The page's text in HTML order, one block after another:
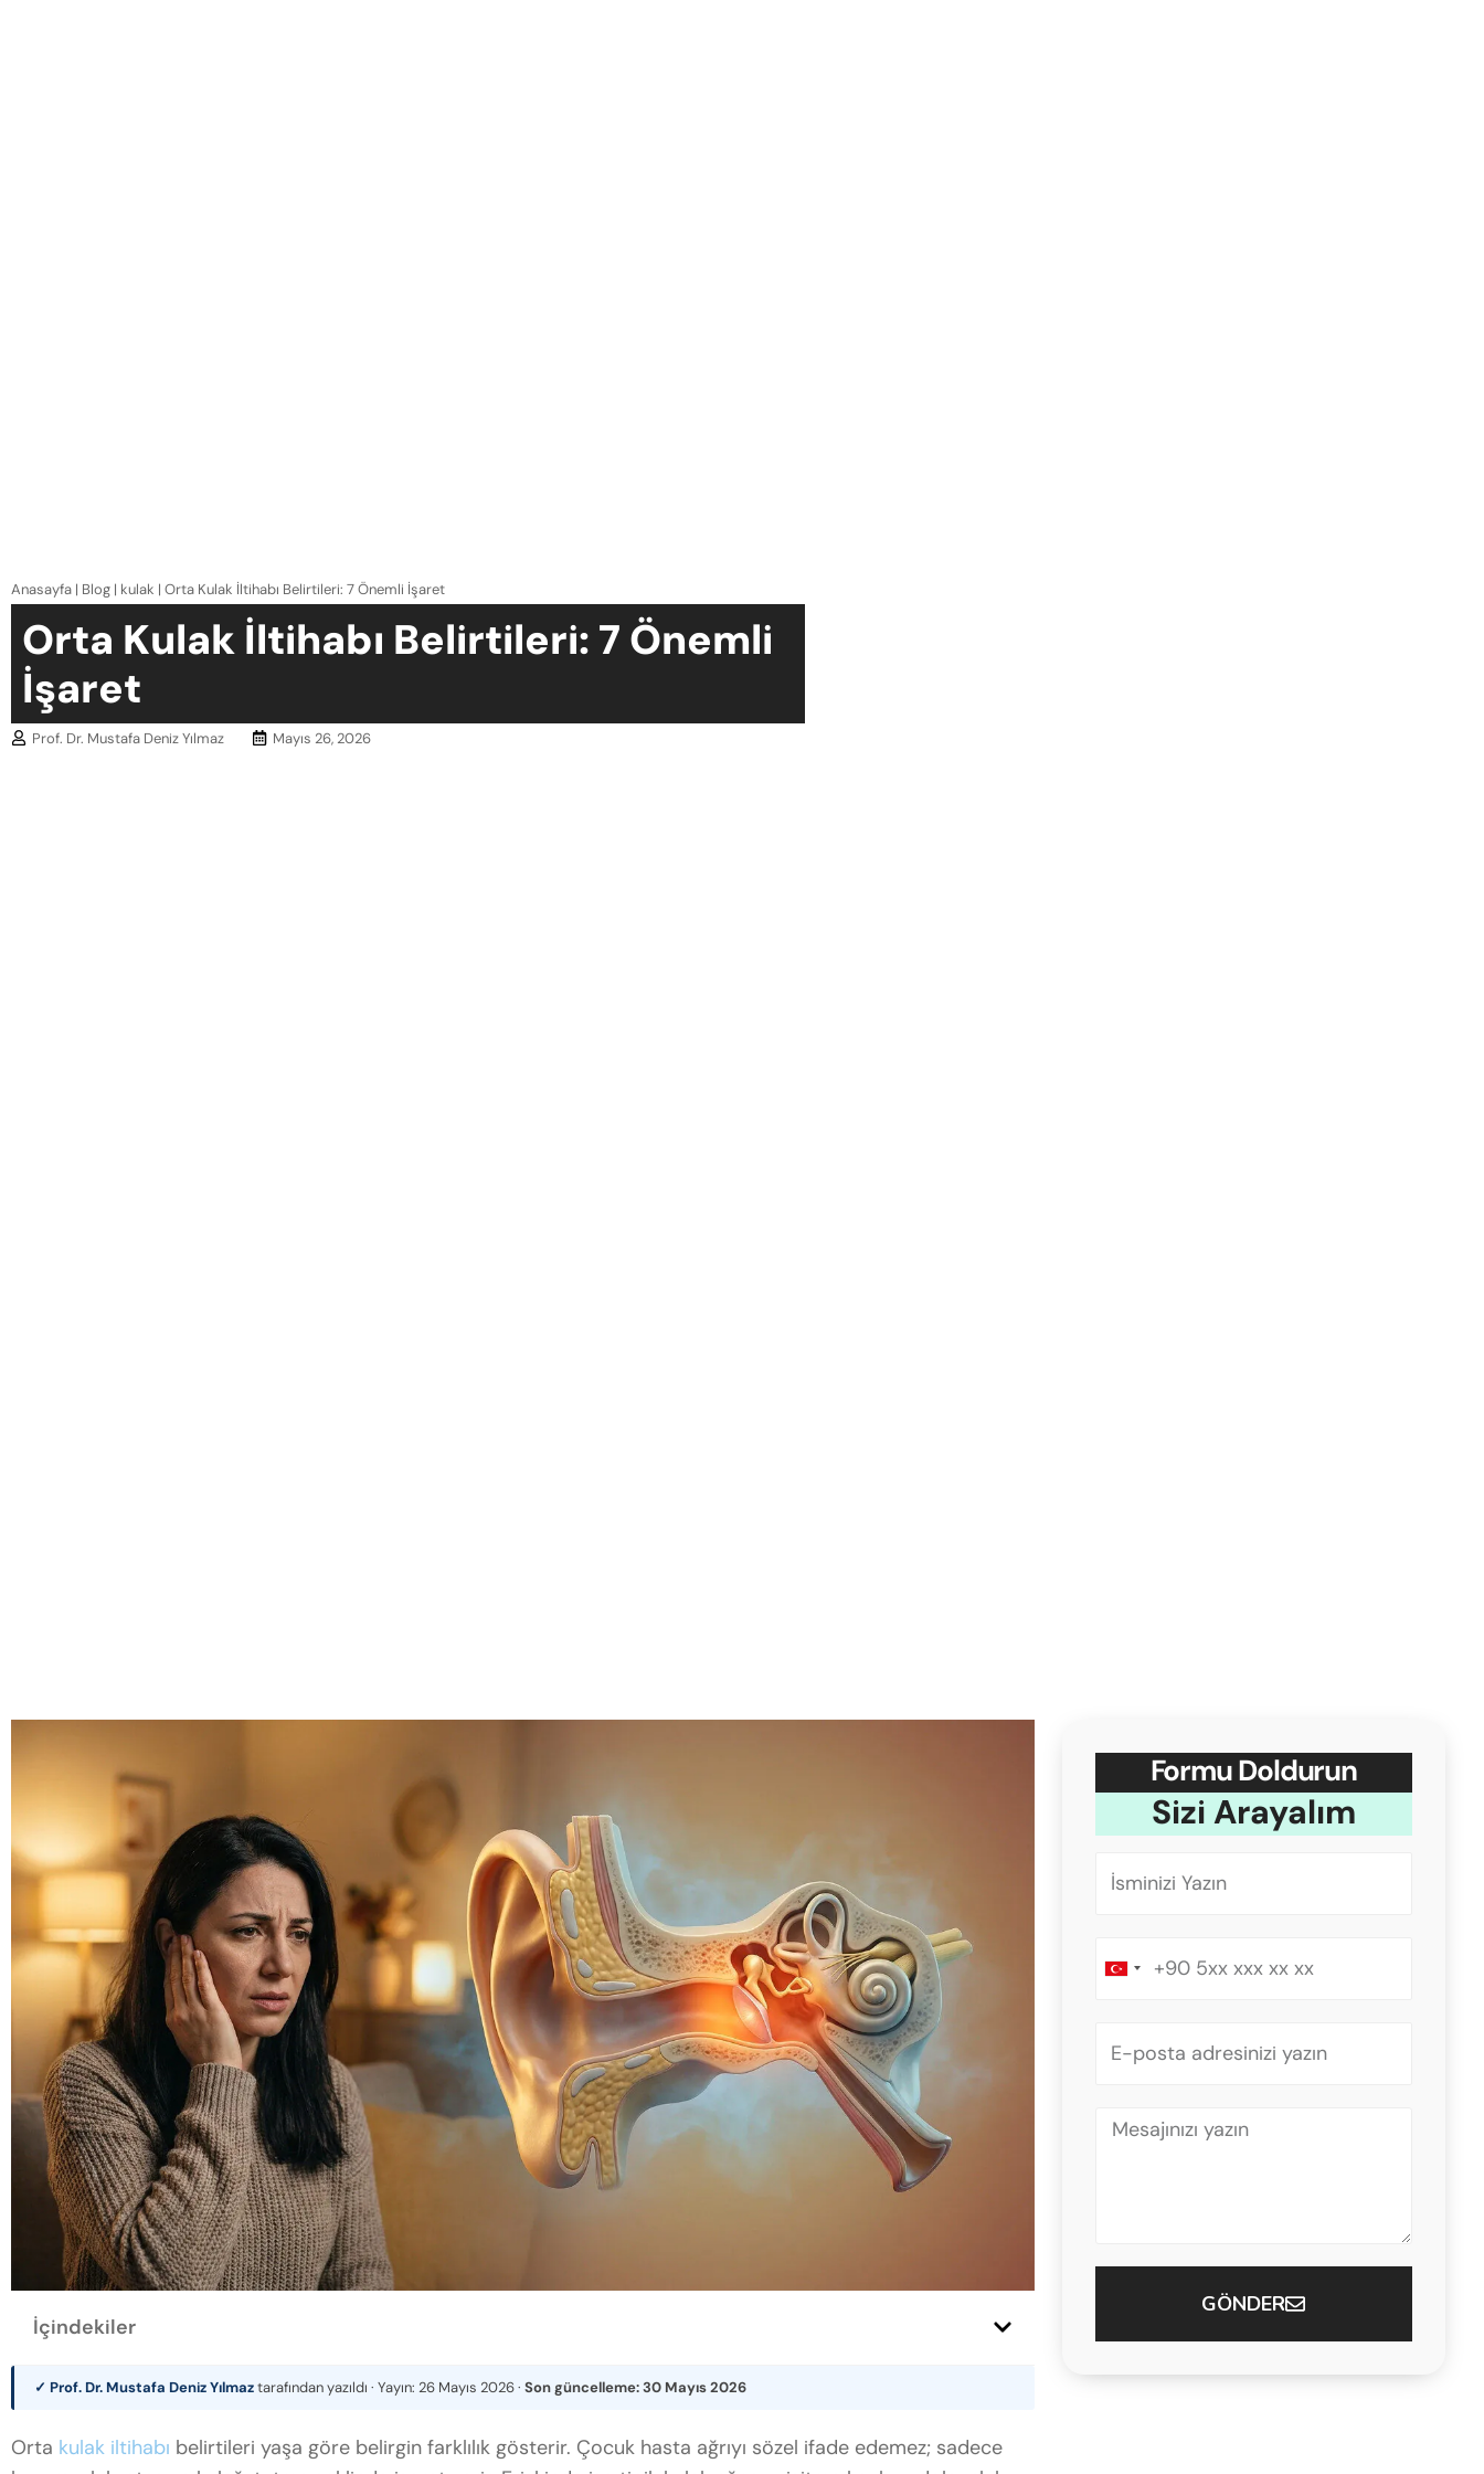
Anasayfa | Blog | kulak | Orta Kulak İltihabı Belirtileri: 7 Önemli İşaret
Orta Kulak İltihabı Belirtileri: 7 Önemli
İşaret
Prof. Dr. Mustafa Deniz Yılmaz Mayıs 26, 2026
İçindekiler
✓ Prof. Dr. Mustafa Deniz Yılmaztarafından yazıldı · Yayın: 26 Mayıs 2026· Son güncelleme:30 Mayıs 2026
Orta kulak iltihabı belirtileri yaşa göre belirgin farklılık gösterir. Çocuk hasta ağrıyı sözel ifade edemez; sadece
Formu Doldurun
Sizi Arayalım
Turkey
GÖNDER